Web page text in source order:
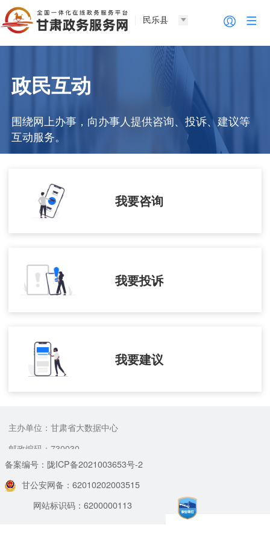
民乐县
政民互动
围绕网上办事，向办事人提供咨询、投诉、建议等
互动服务。
我要咨询
我要投诉
我要建议
主办单位：甘肃省大数据中心
邮政编码：730030
备案编号：陇ICP备2021003653号-2
甘公安网备：62010202003515
网站标识码：6200000113